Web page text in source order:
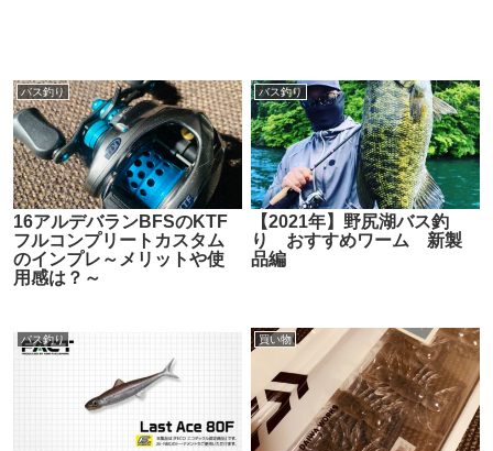
バス釣り
16アルデバランBFSのKTF
フルコンプリートカスタム
のインプレ～メリットや使
用感は？～
バス釣り
【2021年】野尻湖バス釣
り おすすめワーム 新製
品編
バス釣り 買い物